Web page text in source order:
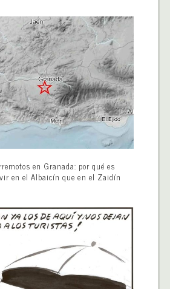
en Granada: por qué es
en el Albaicín que en el Zaidín